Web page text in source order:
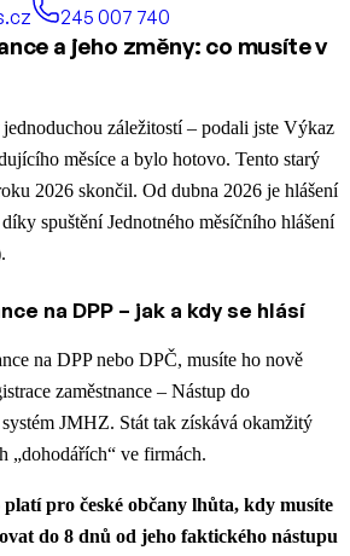
245 007 740
a jeho změny: co musíte v
záležitostí – podali jste Výkaz
měsíce a bylo hotovo. Tento starý
2026 skončil. Od dubna 2026 je hlášení
spuštění Jednotného měsíčního hlášení
na DPP – jak a kdy se hlásí
na DPP nebo DPČ, musíte ho nově
zaměstnance – Nástup do
JMHZ. Stát tak získává okamžitý
„dohodářích“ ve firmách.
platí pro české občany lhůta, kdy musíte
do 8 dnů od jeho faktického nástupu